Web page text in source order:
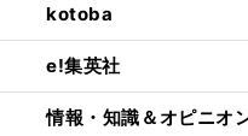
kotoba
e!集英社
情報・知識＆オピニオ